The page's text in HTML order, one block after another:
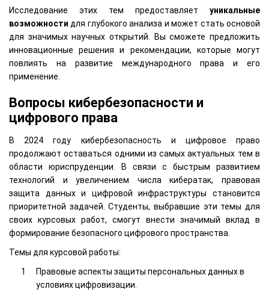
Исследование этих тем предоставляет уникальные
возможности для глубокого анализа и может стать основой
для значимых научных открытий. Вы сможете предложить
инновационные решения и рекомендации, которые могут
повлиять на развитие международного права и его
применение.
Вопросы кибербезопасности и
цифрового права
В 2024 году кибербезопасность и цифровое право
продолжают оставаться одними из самых актуальных тем в
области юриспруденции. В связи с быстрым развитием
технологий и увеличением числа кибератак, правовая
защита данных и цифровой инфраструктуры становится
приоритетной задачей. Студенты, выбравшие эти темы для
своих курсовых работ, смогут внести значимый вклад в
формирование безопасного цифрового пространства.
Темы для курсовой работы:
Правовые аспекты защиты персональных данных в
условиях цифровизации.